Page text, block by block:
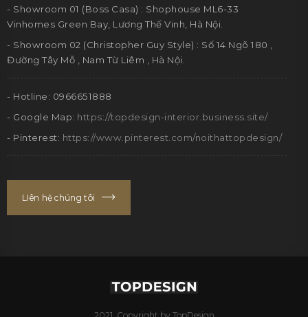
- Showroom 01 (Boss Casa) : Shophouse ML6-33
Vinhomes Green Bay, Lương Thế Vinh, Hà Nội.
- Showroom 02 (Christopher Guy Style) : Số 14 Ngõ 180 ,
Đường Tây Mỗ , Nam Từ Liêm , Hà Nội.
- Hotline: 0966651888
- Google Map: https://topdesign-interior.business.site/
- Pinterest: https://www.pinterest.com/noithattopdesign/
LIên hệ chúng tôi